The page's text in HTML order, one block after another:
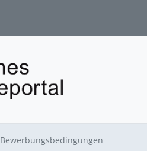
Bewerbungsbedingungen